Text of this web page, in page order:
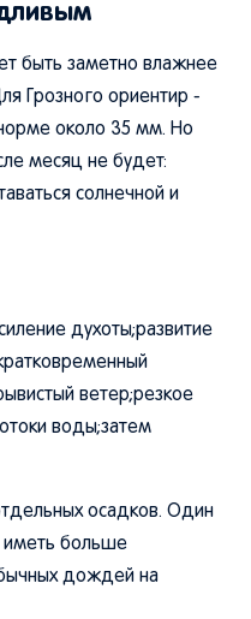
быть заметно влажнее
Грозного ориентир -
около 35 мм. Но
месяц не будет:
солнечной и
духоты;развитие
ветер;резкое
воды;затем
осадков. Один
иметь больше
дождей на